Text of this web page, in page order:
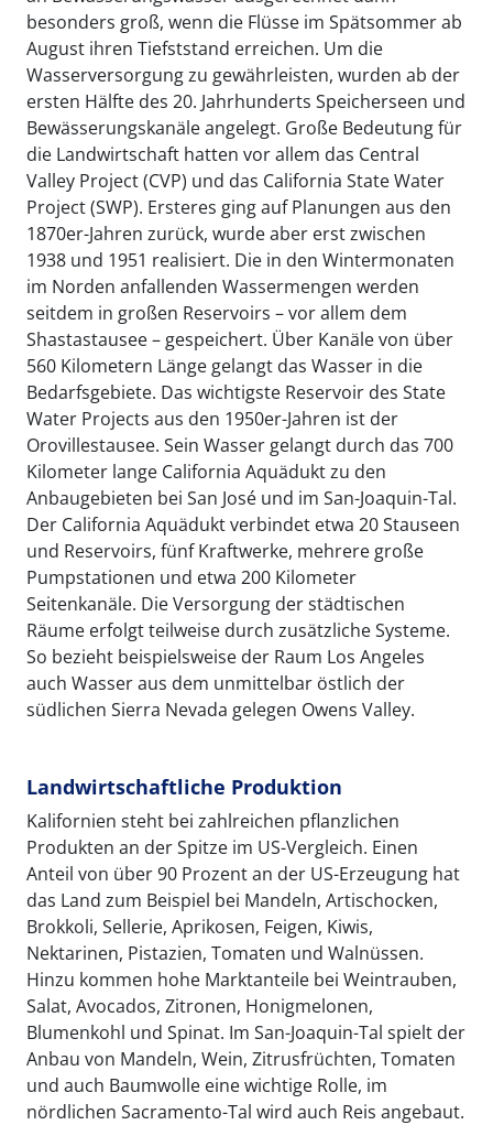
besonders groß, wenn die Flüsse im Spätsommer ab
August ihren Tiefststand erreichen. Um die
Wasserversorgung zu gewährleisten, wurden ab der
ersten Hälfte des 20. Jahrhunderts Speicherseen und
Bewässerungskanäle angelegt. Große Bedeutung für
die Landwirtschaft hatten vor allem das Central
Valley Project (CVP) und das California State Water
Project (SWP). Ersteres ging auf Planungen aus den
1870er-Jahren zurück, wurde aber erst zwischen
1938 und 1951 realisiert. Die in den Wintermonaten
im Norden anfallenden Wassermengen werden
seitdem in großen Reservoirs – vor allem dem
Shastastausee – gespeichert. Über Kanäle von über
560 Kilometern Länge gelangt das Wasser in die
Bedarfsgebiete. Das wichtigste Reservoir des State
Water Projects aus den 1950er-Jahren ist der
Orovillestausee. Sein Wasser gelangt durch das 700
Kilometer lange California Aquädukt zu den
Anbaugebieten bei San José und im San-Joaquin-Tal.
Der California Aquädukt verbindet etwa 20 Stauseen
und Reservoirs, fünf Kraftwerke, mehrere große
Pumpstationen und etwa 200 Kilometer
Seitenkanäle. Die Versorgung der städtischen
Räume erfolgt teilweise durch zusätzliche Systeme.
So bezieht beispielsweise der Raum Los Angeles
auch Wasser aus dem unmittelbar östlich der
südlichen Sierra Nevada gelegen Owens Valley.
Landwirtschaftliche Produktion
Kalifornien steht bei zahlreichen pflanzlichen
Produkten an der Spitze im US-Vergleich. Einen
Anteil von über 90 Prozent an der US-Erzeugung hat
das Land zum Beispiel bei Mandeln, Artischocken,
Brokkoli, Sellerie, Aprikosen, Feigen, Kiwis,
Nektarinen, Pistazien, Tomaten und Walnüssen.
Hinzu kommen hohe Marktanteile bei Weintrauben,
Salat, Avocados, Zitronen, Honigmelonen,
Blumenkohl und Spinat. Im San-Joaquin-Tal spielt der
Anbau von Mandeln, Wein, Zitrusfrüchten, Tomaten
und auch Baumwolle eine wichtige Rolle, im
nördlichen Sacramento-Tal wird auch Reis angebaut.